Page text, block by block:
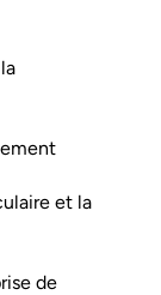
et la
de